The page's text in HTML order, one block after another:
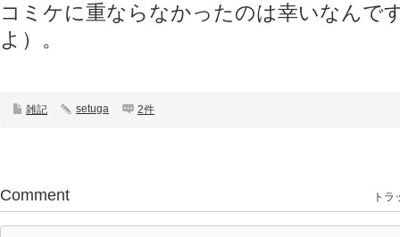
コミケに重ならなかったのは幸いなんで
よ）。
雑記 setuga 2件
Comment トラ